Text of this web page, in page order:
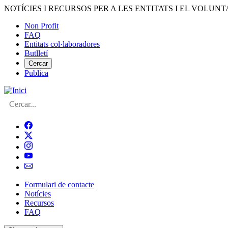
Vés
contingut
NOTÍCIES I RECURSOS PER A LES ENTITATS I EL
Menú
del
compte
d'usuari
Non Profit
FAQ
Entitats col·laboradores
Butlletí
Cercar
Publica
Cerca
Navegació
principal
de
Formulari de contacte
Notícies
Recursos
FAQ